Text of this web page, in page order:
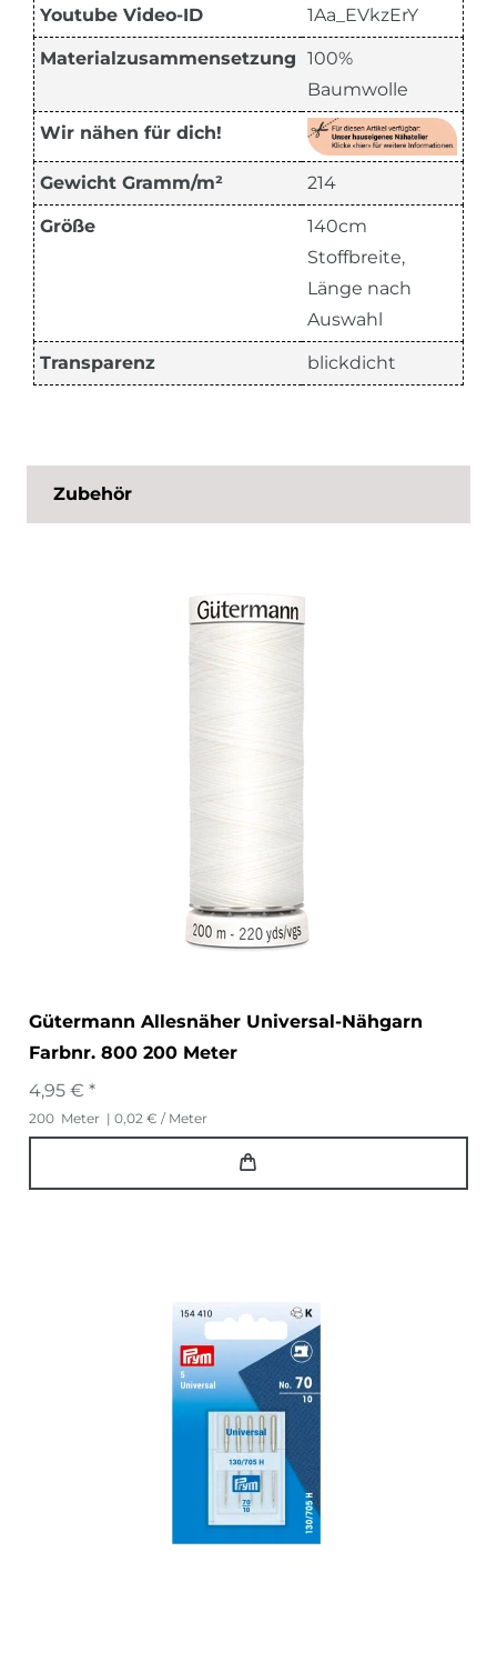
Youtube Video-ID 1Aa_EVkzErY
Materialzusammensetzung 100%
Baumwolle
Wir nähen für dich!
Gewicht Gramm/m² 214
Größe
140cm
Stoffbreite,
Länge nach
Auswahl
Transparenz blickdicht
Zubehör
Gütermann Allesnäher Universal-Nähgarn
Farbnr. 800 200 Meter
4,95 € *
200 Meter | 0,02 € / Meter